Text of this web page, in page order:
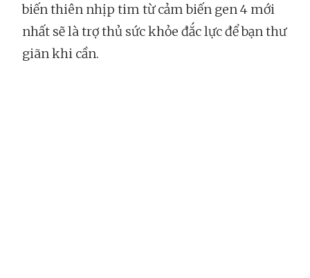
biến thiên nhịp tim từ cảm biến gen 4 mới
nhất sẽ là trợ thủ sức khỏe đắc lực để bạn thư
giãn khi cần.